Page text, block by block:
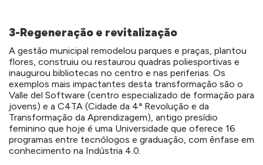
3-Regeneração e revitalização
A gestão municipal remodelou parques e praças, plantou
flores, construiu ou restaurou quadras poliesportivas e
inaugurou bibliotecas no centro e nas periferias. Os
exemplos mais impactantes desta transformação são o
Valle del Software (centro especializado de formação para
jovens) e a C4TA (Cidade da 4ª Revolução e da
Transformação da Aprendizagem), antigo presídio
feminino que hoje é uma Universidade que oferece 16
programas entre tecnólogos e graduação, com ênfase em
conhecimento na Indústria 4.0.